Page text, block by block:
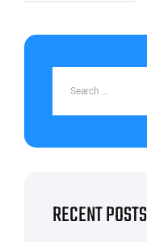
RECENT POSTS